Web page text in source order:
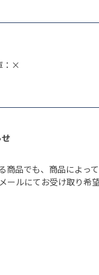
：×
商品でも、商品によっ
ールにてお受け取り希